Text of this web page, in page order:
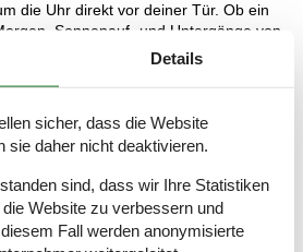
die Uhr direkt vor deiner Tür. Ob ein
Sonnenauf- und Untergänge von
ausgedehnte Spaziergänge am
für neue Energien. Östlich vom
Fjord, der bei Familien und
beliebt ist. Über
einfach nur das Genießen der
Gewässer bietet der Fjord
Nimm mal das Fahrrad und folge
nach Hvide Sande – ein lebendiger,
Fischerbooten, Geschäften, Cafés und
Herausfordere dein Anglerglück am
Details
sicher, dass die Website
sie daher nicht deaktivieren.
sind, dass wir Ihre Statistiken
Website zu verbessern und
Fall werden anonymisierte